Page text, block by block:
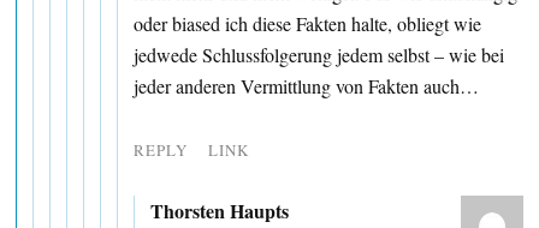
oder biased ich diese Fakten halte, obliegt wie
jedwede Schlussfolgerung jedem selbst – wie bei
jeder anderen Vermittlung von Fakten auch…
REPLY LINK
Thorsten Haupts